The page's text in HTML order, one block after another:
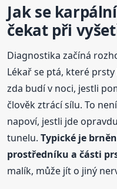
Jak se
čekat při
Diagnostika začíná
Lékař se ptá, které
zda budí v noci, jestli
člověk ztrácí sílu. To
napoví, jestli jde
tunelu.Typické je
prostředníku a části
malík, může jít o jiný